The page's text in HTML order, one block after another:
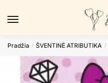
Pradžia / ŠVENTINĖ ATRIBUTIKA /